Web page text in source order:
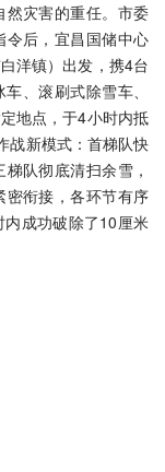
然灾害的重任。市委
令后，宜昌国储中心
洋镇）出发，携4台
、滚刷式除雪车、
地点，于4小时内抵
战新模式：首梯队快
队彻底清扫余雪，
密衔接，各环节有序
内成功破除了10厘米